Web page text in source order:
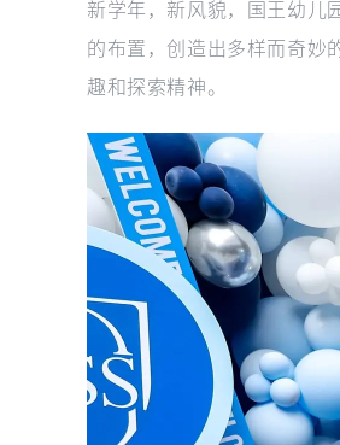
新学年，新风貌，国王幼儿
的布置，创造出多样而奇妙
趣和探索精神。